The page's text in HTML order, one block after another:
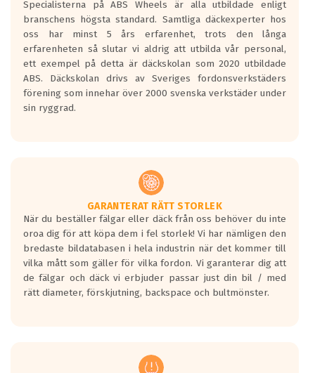
längsta.
Inga D eller G betyg delas ut för
personbilar och lätta lastbilar.
Betyget sätts efter ett test där däcken
skall bromsa in på en väg där det ligger
0.5-1.5 mm vatten.
I 80km/h kommer skillnaden på
Vid körning i över 50km/h brukar
rullmotståndets ljud överträffa
motorljudet.
På däckmärkningen kommer det finnas
en symbol av ett däck med vågar. Hög
bullernivå markeras med svarta vågor
medans de vita vågorna påvisar om det är
ett tyst däck.
regelverket som introduceras år 2016.
Specialisterna på ABS Wheels är alla utbildade enligt
branschens högsta standard. Samtliga däckexperter hos
oss har minst 5 års erfarenhet, trots den långa
erfarenheten så slutar vi aldrig att utbilda vår personal,
ett exempel på detta är däckskolan som 2020 utbildade
ABS. Däckskolan drivs av Sveriges fordonsverkstäders
förening som innehar över 2000 svenska verkstäder under
sin ryggrad.
GARANTERAT RÄTT STORLEK
När du beställer fälgar eller däck från oss behöver du inte
oroa dig för att köpa dem i fel storlek! Vi har nämligen den
bredaste bildatabasen i hela industrin när det kommer till
vilka mått som gäller för vilka fordon. Vi garanterar dig att
de fälgar och däck vi erbjuder passar just din bil / med
rätt diameter, förskjutning, backspace och bultmönster.